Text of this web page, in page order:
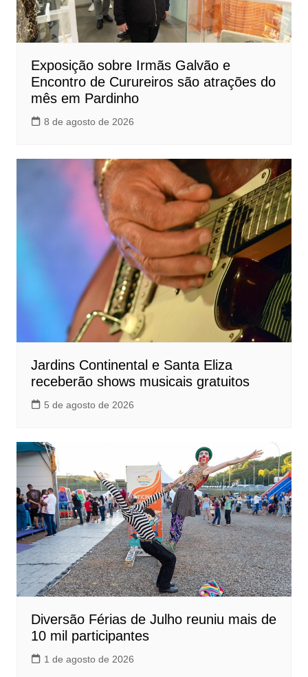
Exposição sobre Irmãs Galvão e
Encontro de Curureiros são atrações do
mês em Pardinho
8 de agosto de 2026
Jardins Continental e Santa Eliza
receberão shows musicais gratuitos
5 de agosto de 2026
Diversão Férias de Julho reuniu mais de
10 mil participantes
1 de agosto de 2026